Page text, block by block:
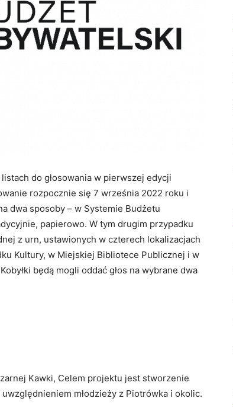
do głosowania w pierwszej edycji
rozpocznie się 7 września 2022 roku i
dwa sposoby – w Systemie Budżetu
papierowo. W tym drugim przypadku
z urn, ustawionych w czterech lokalizacjach
Kultury, w Miejskiej Bibliotece Publicznej i w
będą mogli oddać głos na wybrane dwa
Kawki, Celem projektu jest stworzenie
młodzieży z Piotrówka i okolic.